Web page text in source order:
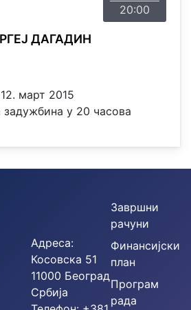
20:00
ДАГАДИН
12. март 2015
задужбина у 20 часова
Адреса:
Косовска 51
11000 Београд
Србија
Завршни
рачуни
Финансијски
план
Програм
рада